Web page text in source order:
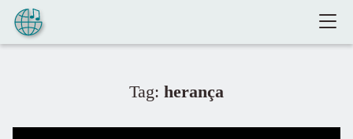
Pular para o conteúdo
Tag: herança